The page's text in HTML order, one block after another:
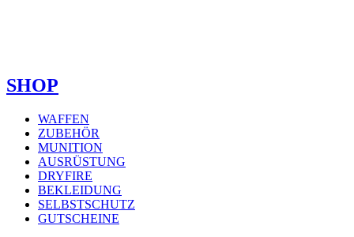
SHOP
WAFFEN
ZUBEHÖR
MUNITION
AUSRÜSTUNG
DRYFIRE
BEKLEIDUNG
SELBSTSCHUTZ
GUTSCHEINE